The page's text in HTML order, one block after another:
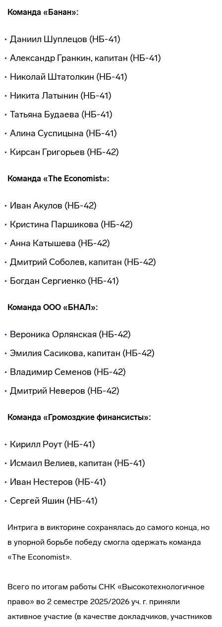
Команда «Банан»:
Даниил Шуплецов (НБ-41)
Александр Гранкин, капитан (НБ-41)
Николай Штатолкин (НБ-41)
Никита Латынин (НБ-41)
Татьяна Будаева (НБ-41)
Алина Суспицына (НБ-41)
Кирсан Григорьев (НБ-42)
Команда «The Economist»:
Иван Акулов (НБ-42)
Кристина Паршикова (НБ-42)
Анна Катышева (НБ-42)
Дмитрий Соболев, капитан (НБ-42)
Богдан Сергиенко (НБ-41)
Команда ООО «БНАЛ»:
Вероника Орлянская (НБ-42)
Эмилия Сасикова, капитан (НБ-42)
Владимир Семенов (НБ-42)
Дмитрий Неверов (НБ-42)
Команда «Громоздкие финансисты»:
Кирилл Роут (НБ-41)
Исмаил Велиев, капитан (НБ-41)
Иван Нестеров (НБ-41)
Сергей Яшин (НБ-41)
Интрига в викторине сохранялась до самого конца, но
в упорной борьбе победу смогла одержать команда
«The Economist».
Всего по итогам работы СНК «Высокотехнологичное
право» во 2 семестре 2025/2026 уч. г. приняли
активное участие (в качестве докладчиков, участников